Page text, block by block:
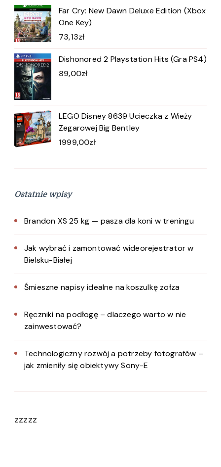
Far Cry: New Dawn Deluxe Edition (Xbox
One Key)
73,13zł
Dishonored 2 Playstation Hits (Gra PS4)
89,00zł
LEGO Disney 8639 Ucieczka z Wieży
Zegarowej Big Bentley
1999,00zł
Ostatnie wpisy
Brandon XS 25 kg — pasza dla koni w treningu
Jak wybrać i zamontować wideorejestrator w
Bielsku-Białej
Śmieszne napisy idealne na koszulkę zołza
Ręczniki na podłogę – dlaczego warto w nie
zainwestować?
Technologiczny rozwój a potrzeby fotografów –
jak zmieniły się obiektywy Sony-E
zzzzz